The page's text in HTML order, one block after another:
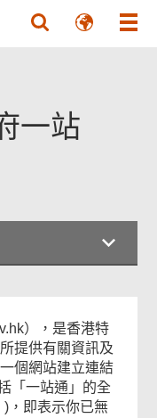
一站
），是香港特
提供有關資訊及
個網站建立連結
「一站通」的全
)，即表示你已無